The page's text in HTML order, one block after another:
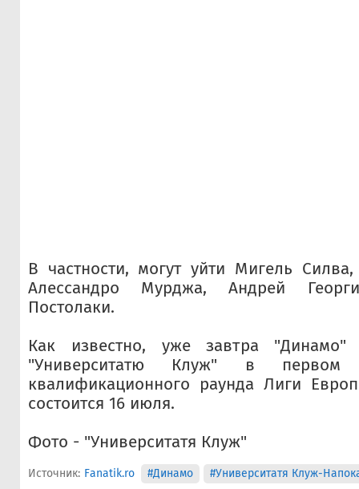
В частности, могут уйти Мигель
Алессандро Мурджа, Андрей
Постолаки.
Как известно, уже завтра "Динамо"
"Университатю Клуж" в первом
квалификационного раунда Лиги
состоится 16 июля.
Фото - "Университатя Клуж"
Источник: Fanatik.ro #Динамо #Университатя Клуж-